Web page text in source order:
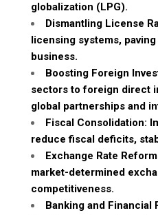
globalization (LPG).
Dismantling License
licensing systems,
business.
Boosting Foreign
sectors to foreign direct
global partnerships and
Fiscal Consolidation:
reduce fiscal deficits,
Exchange Rate
market-determined
competitiveness.
Banking and Financial